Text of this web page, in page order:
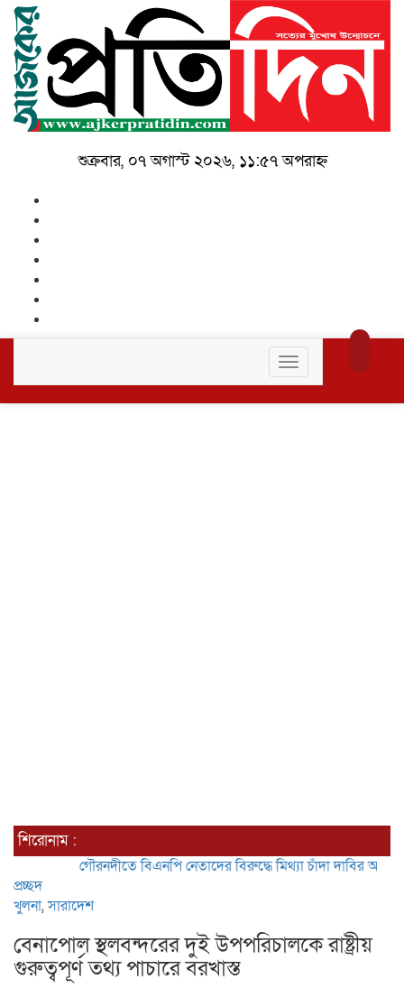
শুক্রবার, ০৭ অগাস্ট ২০২৬, ১১:৫৭ অপরাহ্ন
Toggle
navigation
শিরোনাম :
বিএনপি নেতাদের বিরুদ্ধে মিথ্যা চাঁদা দাবির অভিযোগের তীব্র
প্রচ্ছদ
খুলনা,সারাদেশ
বেনাপোল স্থলবন্দরের দুই উপপরিচালকে রাষ্ট্রীয়
গুরুত্বপূর্ণ তথ্য পাচারে বরখাস্ত